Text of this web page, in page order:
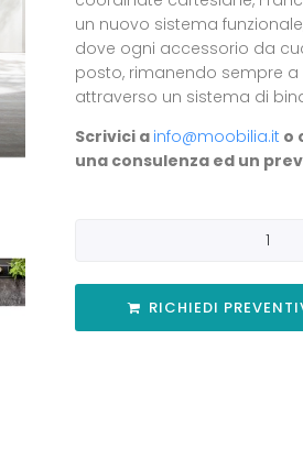
un nuovo sistema
dove ogni accessorio da
posto, rimanendo sempre
attraverso un sistema di
Scrivici a info@moobilia.it o
una consulenza ed un
RICHIEDI